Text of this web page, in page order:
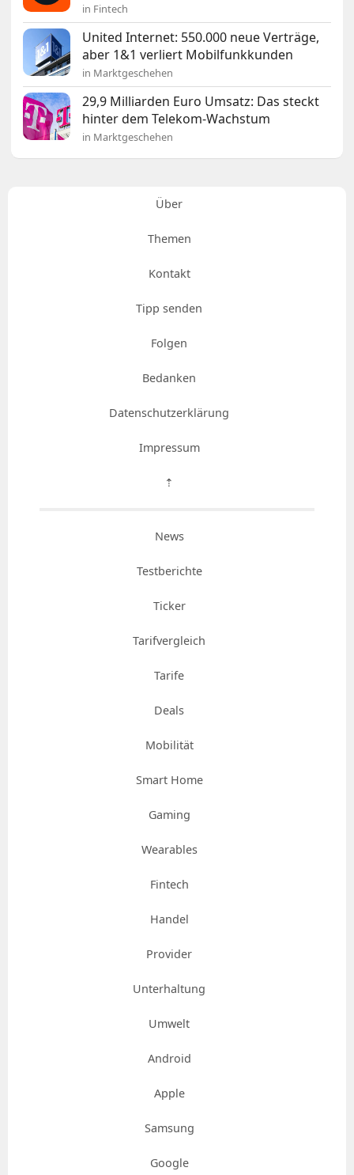
in Fintech
United Internet: 550.000 neue Verträge,
aber 1&1 verliert Mobilfunkkunden
in Marktgeschehen
29,9 Milliarden Euro Umsatz: Das steckt
hinter dem Telekom-Wachstum
in Marktgeschehen
Über
Themen
Kontakt
Tipp senden
Folgen
Bedanken
Datenschutzerklärung
Impressum
⇡
News
Testberichte
Ticker
Tarifvergleich
Tarife
Deals
Mobilität
Smart Home
Gaming
Wearables
Fintech
Handel
Provider
Unterhaltung
Umwelt
Android
Apple
Samsung
Google